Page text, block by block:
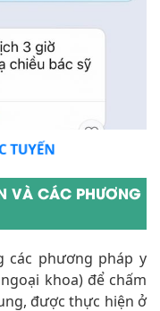
TUYẾN
VÀ CÁC PHƯƠNG
các phương pháp y
khoa) để chấm
được thực hiện ở